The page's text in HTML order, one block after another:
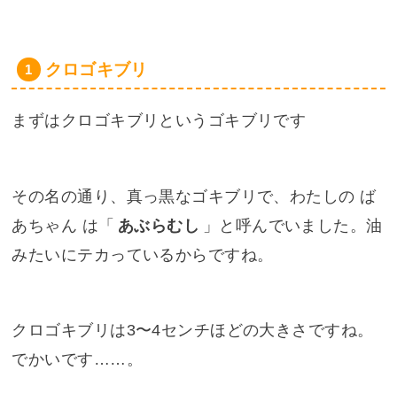
クロゴキブリ
まずはクロゴキブリというゴキブリです
その名の通り、真っ黒なゴキブリで、わたしの ば
あちゃん は「 あぶらむし 」と呼んでいました。油
みたいにテカっているからですね。
クロゴキブリは3〜4センチほどの大きさですね。
でかいです……。